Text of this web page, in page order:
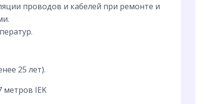
проводов и кабелей при ремонте и
25 лет).
метров IEK